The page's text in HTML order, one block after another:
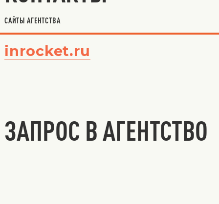
САЙТЫ АГЕНТСТВА
inrocket.ru
ЗАПРОС В АГЕНТСТВО